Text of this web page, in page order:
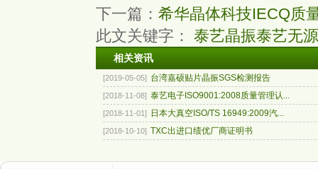
下一篇： 希华晶体科技IECQ质
此文关键字： 泰艺晶振泰艺无
相关资讯
[2019-05-05] 台湾嘉硕贴片晶振SGS检测报告
[2018-11-08] 泰艺电子ISO9001:2008质量管理认...
[2018-11-01] 日本大真空ISO/TS 16949:2009汽...
[2018-10-10] TXC出进口绩优厂商证明书